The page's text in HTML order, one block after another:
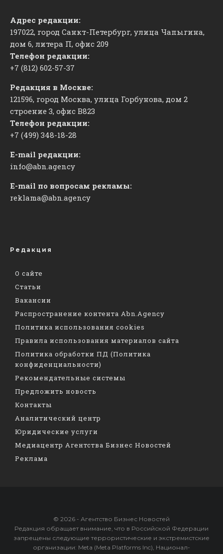
Адрес редакции:
197022, город Санкт-Петербург, улица Чапыгина,
дом 6, литера П, офис 209
Телефон редакции:
+7 (812) 602-57-37
Редакция в Москве:
121596, город Москва, улица Горбунова, дом 2
строение 3, офис ​В823
Телефон редакции:
+7 (499) 348-18-28
E-mail редакции:
info@abn.agency
E-mail по вопросам рекламы:
reklama@abn.agency
Редакция
О сайте
Статьи
Вакансии
Распространение контента Abn.Agency
Политика использования cookies
Правила использования материалов сайта
Политика обработки ПД (Политика
конфиденциальности)
Рекомендательные системы
Предложить новость
Контакты
Аналитический центр
Юридические услуги
Медиацентр Агентства Бизнес Новостей
Реклама
© 2026 - Агентство Бизнес Новостей
Редакция обращает внимание, что в Российской Федерации
запрещены следующие террористические и экстремистские
организации: Meta (Meta Platforms Inc), Национал-